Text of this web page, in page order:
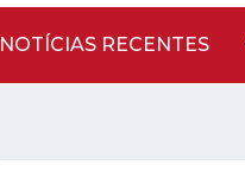
NOTÍCIAS RECENTES